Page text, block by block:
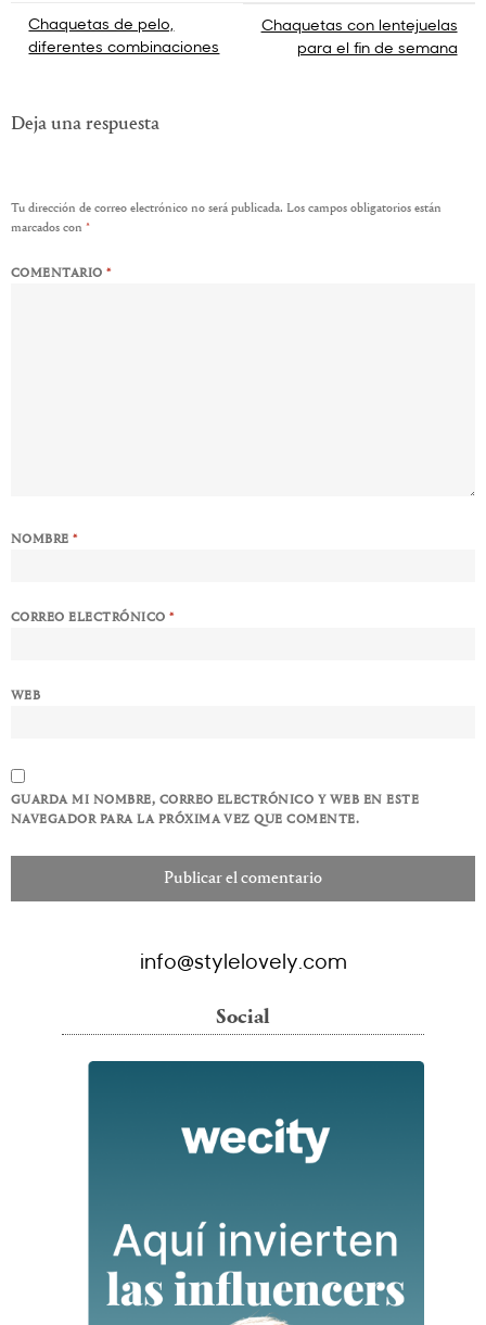
Navegación
de
Chaquetas de pelo,
diferentes combinaciones
Chaquetas con lentejuelas
para el fin de semana
Deja una respuesta
Tu dirección de correo electrónico no será publicada. Los campos obligatorios están
marcados con *
COMENTARIO*
NOMBRE*
CORREO ELECTRÓNICO*
WEB
GUARDA MI NOMBRE, CORREO ELECTRÓNICO Y WEB EN ESTE
NAVEGADOR PARA LA PRÓXIMA VEZ QUE COMENTE.
info@stylelovely.com
Social